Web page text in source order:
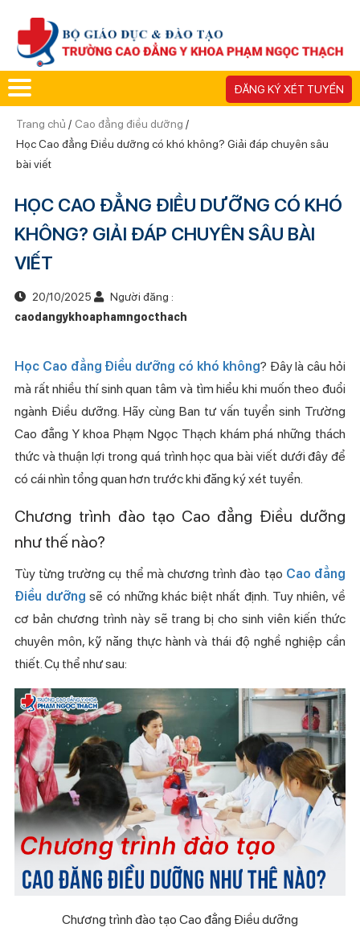
ĐĂNG KÝ XÉT TUYỂN
Trang chủ / Cao đẳng điều dưỡng /
Học Cao đẳng Điều dưỡng có khó không? Giải đáp chuyên sâu
bài viết
HỌC CAO ĐẲNG ĐIỀU DƯỠNG CÓ KHÓ
KHÔNG? GIẢI ĐÁP CHUYÊN SÂU BÀI
VIẾT
20/10/2025
Người đăng :
caodangykhoaphamngocthach
Học Cao đẳng Điều dưỡng có khó không? Đây là câu hỏi
mà rất nhiều thí sinh quan tâm và tìm hiểu khi muốn theo đuổi
ngành Điều dưỡng. Hãy cùng Ban tư vấn tuyển sinh Trường
Cao đẳng Y khoa Phạm Ngọc Thạch khám phá những thách
thức và thuận lợi trong quá trình học qua bài viết dưới đây để
có cái nhìn tổng quan hơn trước khi đăng ký xét tuyển.
Chương trình đào tạo Cao đẳng Điều dưỡng
như thế nào?
Tùy từng trường cụ thể mà chương trình đào tạo Cao đẳng
Điều dưỡng sẽ có những khác biệt nhất định. Tuy nhiên, về
cơ bản chương trình này sẽ trang bị cho sinh viên kiến thức
chuyên môn, kỹ năng thực hành và thái độ nghề nghiệp cần
thiết. Cụ thể như sau:
Chương trình đào tạo Cao đẳng Điều dưỡng